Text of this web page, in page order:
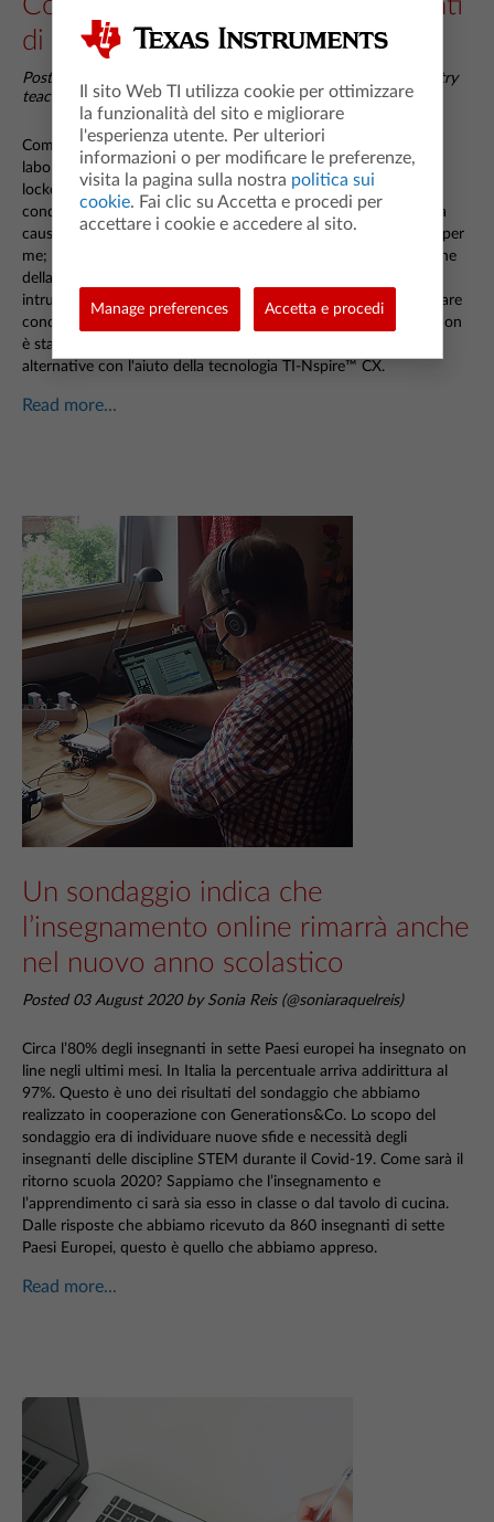
di laboratorio durante il lockdown
Posted 18 March 2021 by Fernanda Neri, physics and chemistry
teacher, Escola Secundária de Amares, Portugal
Come possono i miei studenti lavorare sugli esperimenti di
laboratorio obbligatori nel curriculum portoghese durante il
lockdown? In qualità di insegnante di fisica e chimica, vorrei
condividere le mie esperienze sul passaggio alle lezioni virtuali a
causa della pandemia globale. Imparare facendo è importante per
me; è così che gli studenti acquisiscono una reale comprensione
della fisica e della chimica. Quando ne ho la possibilità, mi
intrufolo in un laboratorio per usare esempi pratici e per spiegare
concetti scientifici, anche durante le lezioni normali. Quando non
è stato possibile a causa del lockdown, ho lavorato a soluzioni
alternative con l'aiuto della tecnologia TI-Nspire™ CX.
Read more...
Un sondaggio indica che
l’insegnamento online rimarrà anche
nel nuovo anno scolastico
Posted 03 August 2020 by Sonia Reis (@soniaraquelreis)
Circa l’80% degli insegnanti in sette Paesi europei ha insegnato on
line negli ultimi mesi. In Italia la percentuale arriva addirittura al
97%. Questo è uno dei risultati del sondaggio che abbiamo
realizzato in cooperazione con Generations&Co. Lo scopo del
sondaggio era di individuare nuove sfide e necessità degli
insegnanti delle discipline STEM durante il Covid-19. Come sarà il
ritorno scuola 2020? Sappiamo che l’insegnamento e
l’apprendimento ci sarà sia esso in classe o dal tavolo di cucina.
Dalle risposte che abbiamo ricevuto da 860 insegnanti di sette
Paesi Europei, questo è quello che abbiamo appreso.
Read more...
Il sito Web TI utilizza cookie per ottimizzare
la funzionalità del sito e migliorare
l'esperienza utente. Per ulteriori
informazioni o per modificare le preferenze,
visita la pagina sulla nostra politica sui
cookie. Fai clic su Accetta e procedi per
accettare i cookie e accedere al sito.
Manage preferences Accetta e procedi